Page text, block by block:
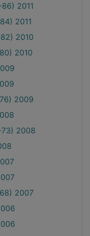
2011
2011
2010
2010
2009
2008
2007